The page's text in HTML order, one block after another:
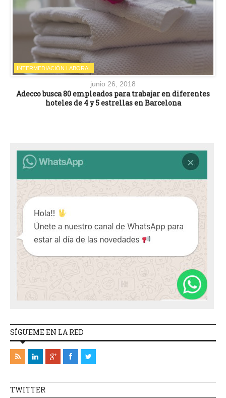
INTERMEDIACIÓN LABORAL
junio 26, 2018
Adecco busca 80 empleados para trabajar en diferentes
hoteles de 4 y 5 estrellas en Barcelona
SÍGUEME EN LA RED
TWITTER